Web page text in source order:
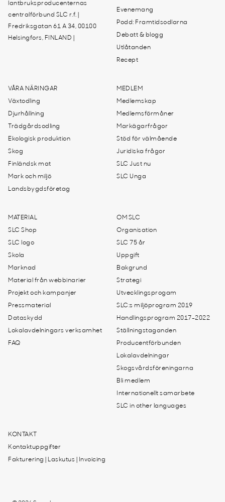
lantbruksproducenternas
centralförbund SLC r.f. |
Fredriksgatan 61 A 34, 00100
Helsingfors, FINLAND |
Evenemang
Podd: Framtidsodlarna
Debatt & blogg
Utlåtanden
Recept
VÅRA NÄRINGAR
Växtodling
Djurhållning
Trädgårdsodling
Ekologisk produktion
Skog
Finländsk mat
Mark och miljö
Landsbygdsföretag
MEDLEM
Medlemskap
Medlemsförmåner
Markägarfrågor
Stöd för välmående
Juridiska frågor
SLC Just nu
SLC Unga
MATERIAL
SLC Shop
SLC logo
Skola
Marknad
Material från webbinarier
Projekt och kampanjer
Pressmaterial
Dataskydd
Lokalavdelningars verksamhet
FAQ
OM SLC
Organisation
SLC 75 år
Uppgift
Bakgrund
Strategi
Utvecklingsprogam
SLC:s miljöprogram 2019
Handlingsprogram 2017-2022
Ställningstaganden
Producentförbunden
Lokalavdelningar
Skogsvårdsföreningarna
Bli medlem
Internationellt samarbete
SLC in other languages
KONTAKT
Kontaktuppgifter
Fakturering | Laskutus | Invoicing